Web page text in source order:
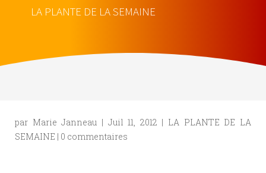
LA PLANTE DE LA SEMAINE
par Marie Janneau | Juil 11, 2012 | LA PLANTE DE LA
SEMAINE | 0 commentaires